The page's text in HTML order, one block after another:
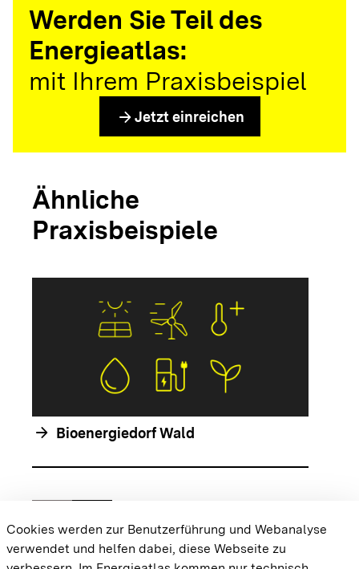
Werden Sie Teil des
Energieatlas:
mit Ihrem Praxisbeispiel
arrow_forward Jetzt einreichen
Ähnliche
Praxisbeispiele
arrow_forward Bioenergiedorf Wald
Zur vorhergehenden Folie springen
chevron_rightZur nächsten Folie springen
{{#displayPraxisbeispielMap}} {{{body}}}
Cookies werden zur Benutzerführung und Webanalyse
verwendet und helfen dabei, diese Webseite zu